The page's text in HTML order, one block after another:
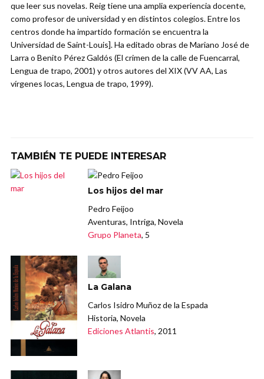
que leer sus novelas. Reig tiene una amplia experiencia docente,
como profesor de universidad y en distintos colegios. Entre los
centros donde ha impartido formación se encuentra la
Universidad de Saint-Louis]. Ha editado obras de Mariano José de
Larra o Benito Pérez Galdós (El crimen de la calle de Fuencarral,
Lengua de trapo, 2001) y otros autores del XIX (VV AA, Las
vírgenes locas, Lengua de trapo, 1999).
TAMBIÉN TE PUEDE INTERESAR
Los hijos del mar
Pedro Feijoo
Aventuras, Intriga, Novela
Grupo Planeta, 5
La Galana
Carlos Isidro Muñoz de la Espada
Historia, Novela
Ediciones Atlantis, 2011